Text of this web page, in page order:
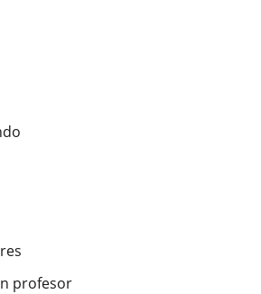
profesor